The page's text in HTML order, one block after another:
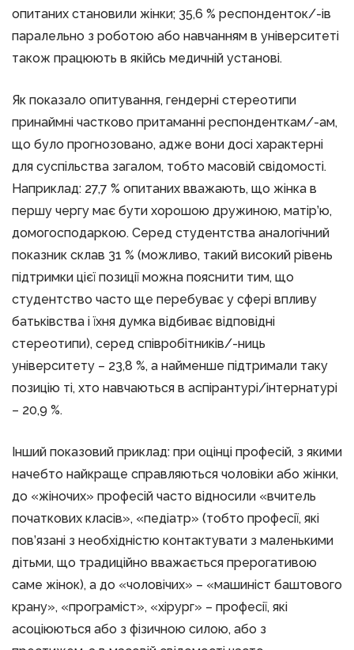
опитаних становили жінки; 35,6 % респонденток/-ів
паралельно з роботою або навчанням в університеті
також працюють в якійсь медичній установі.
Як показало опитування, гендерні стереотипи
принаймні частково притаманні респонденткам/-ам,
що було прогнозовано, адже вони досі характерні
для суспільства загалом, тобто масовій свідомості.
Наприклад: 27,7 % опитаних вважають, що жінка в
першу чергу має бути хорошою дружиною, матір’ю,
домогосподаркою. Серед студентства аналогічний
показник склав 31 % (можливо, такий високий рівень
підтримки цієї позиції можна пояснити тим, що
студентство часто ще перебуває у сфері впливу
батьківства і їхня думка відбиває відповідні
стереотипи), серед співробітників/-ниць
університету – 23,8 %, а найменше підтримали таку
позицію ті, хто навчаються в аспірантурі/інтернатурі
– 20,9 %.
Інший показовий приклад: при оцінці професій, з якими
начебто найкраще справляються чоловіки або жінки,
до «жіночих» професій часто відносили «вчитель
початкових класів», «педіатр» (тобто професії, які
пов’язані з необхідністю контактувати з маленькими
дітьми, що традиційно вважається прерогативою
саме жінок), а до «чоловічих» – «машиніст баштового
крану», «програміст», «хірург» – професії, які
асоціюються або з фізичною силою, або з